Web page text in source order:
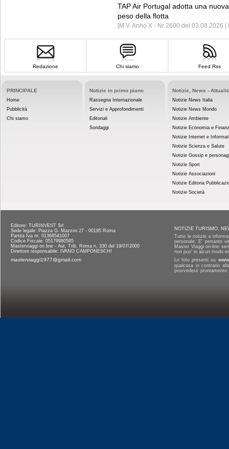
TAP Air Portugal adotta una
peso della flotta
[M.V. Anno X - Nr 2600 del 03.08.2026
Redazione Chi siamo Feed Rss
PRINCIPALE
Home
Pubblicità
Chi siamo
Notizie in primo piano
Rassegna Internazionale
Servizi e Approfondimenti
Editoriali
Sondaggi
Notizie, News -
Notizie News Italia
Notizie News Mondo
Notizie Ambiente
Notizie Economia e
Notizie Internet e
Notizie Scienza e Salute
Notizie Gossip e
Notizie Sport
Notizie Associazioni
Notizie Editoria
Notizie Società
Editore: TURINVEST Srl
Sede legale: Piazza G. Mazzini 27 - 00195 Roma
Partita Iva nr. 01368541007
Codice Fiscale: 05179980585
Masterviaggi on line - Aut. Trib. Roma n. 330 del 19/07/2000
Direttore responsabile: IVANO CAMPONESCHI
masterviaggi1977@gmail.com
NOTIZIE TURISMO,
Tutte le notizie e
personale. E' pertanto
Master Viaggi on-line
non puo' in alcun modo
Le foto presenti su
qualcosa in contrario
provvedera'